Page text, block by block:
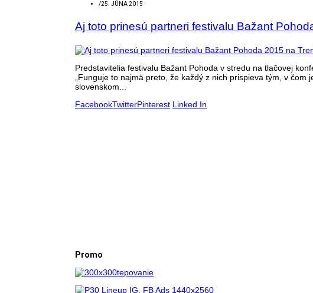
/25. JÚNA 2015
Aj toto prinesú partneri festivalu Bažant
Predstavitelia festivalu Bažant Pohoda v stredu na tlačovej
„Funguje to najmä preto, že každý z nich prispieva tým, v
slovenskom...
FacebookTwitterPinterest Linked In
Promo